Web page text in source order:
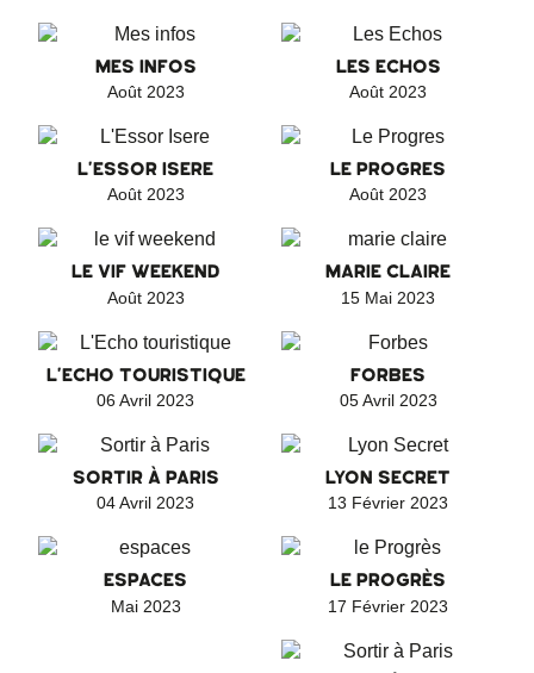
MES INFOS
Août 2023
LES ECHOS
Août 2023
L'ESSOR ISERE
Août 2023
LE PROGRES
Août 2023
LE VIF WEEKEND
Août 2023
MARIE CLAIRE
15 Mai 2023
L'ECHO TOURISTIQUE
06 Avril 2023
FORBES
05 Avril 2023
SORTIR À PARIS
04 Avril 2023
LYON SECRET
13 Février 2023
ESPACES
Mai 2023
LE PROGRÈS
17 Février 2023